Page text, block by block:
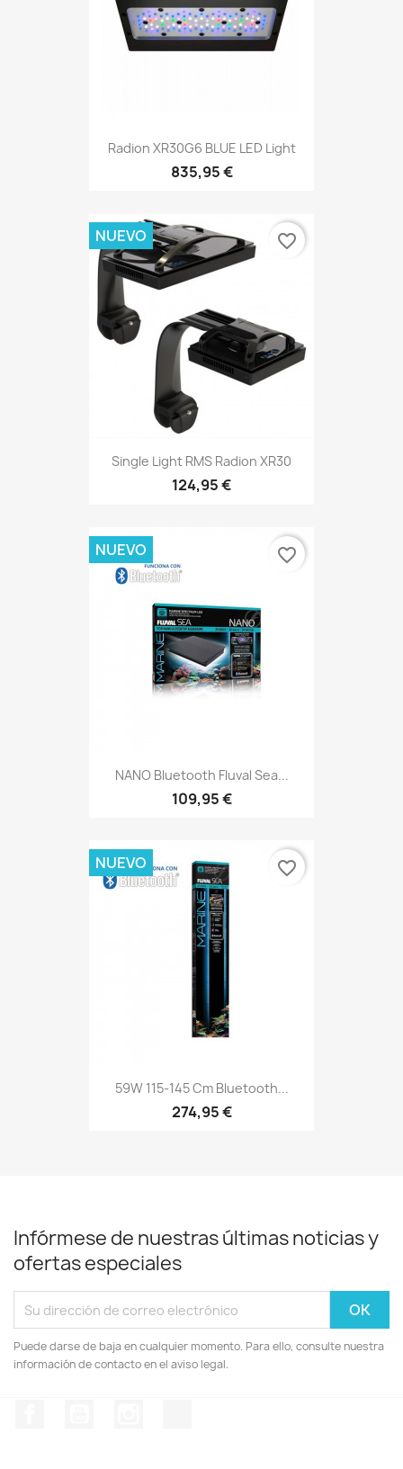
Radion XR30G6 BLUE LED Light
835,95 €
Single Light RMS Radion XR30
124,95 €
NUEVO favorite_border
NANO Bluetooth Fluval Sea...
109,95 €
NUEVO favorite_border
59W 115-145 Cm Bluetooth...
274,95 €
NUEVO favorite_border
Infórmese de nuestras últimas noticias y
ofertas especiales
Puede darse de baja en cualquier momento. Para ello, consulte nuestra
información de contacto en el aviso legal.